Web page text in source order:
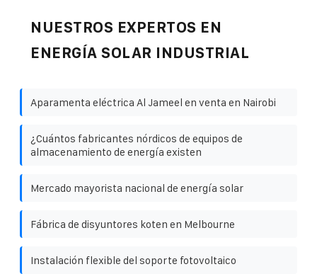
NUESTROS EXPERTOS EN
ENERGÍA SOLAR INDUSTRIAL
Aparamenta eléctrica Al Jameel en venta en Nairobi
¿Cuántos fabricantes nórdicos de equipos de
almacenamiento de energía existen
Mercado mayorista nacional de energía solar
Fábrica de disyuntores koten en Melbourne
Instalación flexible del soporte fotovoltaico